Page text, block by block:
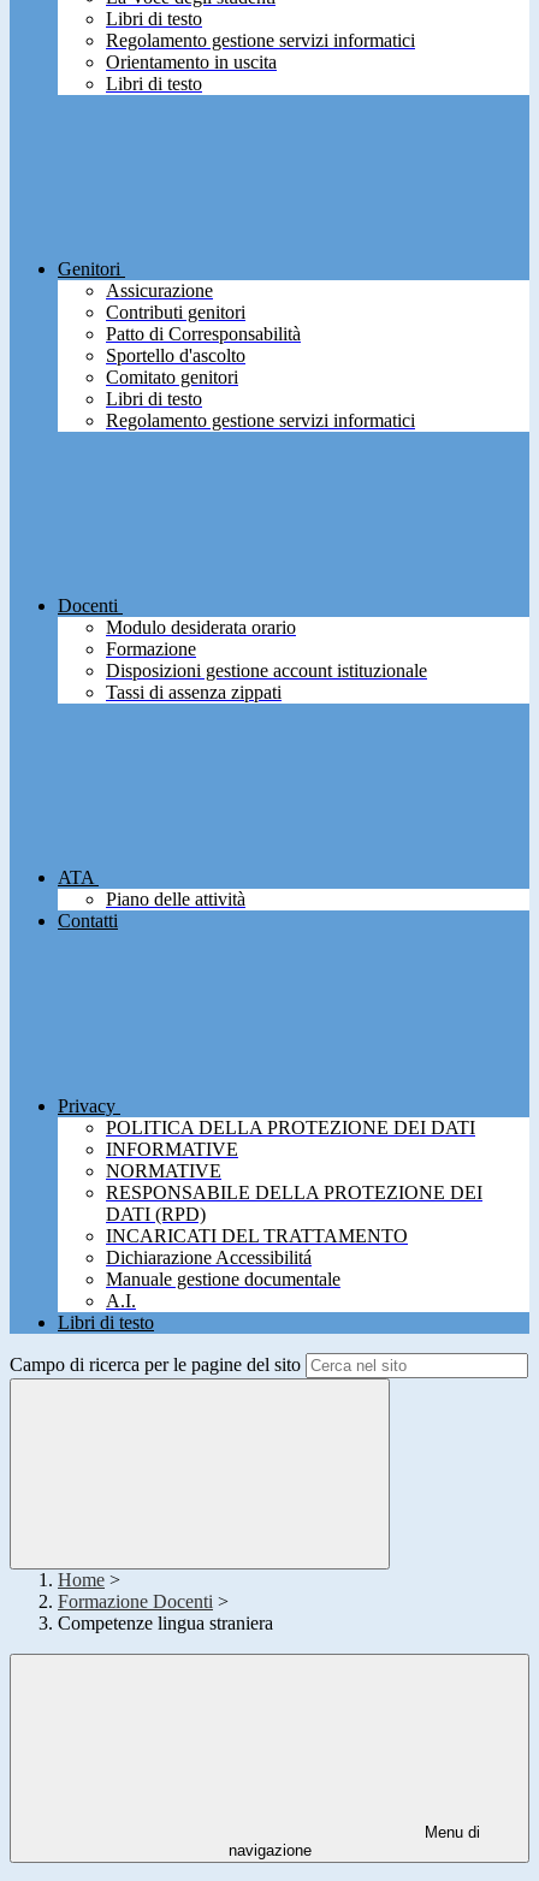
Libri di testo
Regolamento gestione servizi informatici
Orientamento in uscita
Libri di testo
Genitori
Assicurazione
Contributi genitori
Patto di Corresponsabilità
Sportello d'ascolto
Comitato genitori
Libri di testo
Regolamento gestione servizi informatici
Docenti
Modulo desiderata orario
Formazione
Disposizioni gestione account istituzionale
Tassi di assenza zippati
ATA
Piano delle attività
Contatti
Privacy
POLITICA DELLA PROTEZIONE DEI DATI
INFORMATIVE
NORMATIVE
RESPONSABILE DELLA PROTEZIONE DEI
DATI (RPD)
INCARICATI DEL TRATTAMENTO
Dichiarazione Accessibilitá
Manuale gestione documentale
A.I.
Libri di testo
Campo di ricerca per le pagine del sito
Home >
Formazione Docenti >
Competenze lingua straniera
Menu di
navigazione